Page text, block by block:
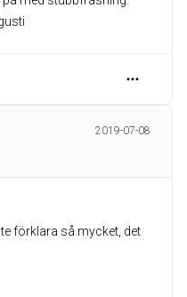
2019-07-08
förklara så mycket, det